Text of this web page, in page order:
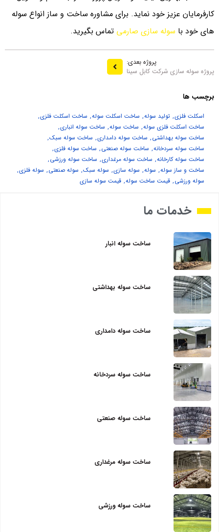
کارفرمایان عزیز خود نماید. برای مشاوره ساخت و ساز انواع سوله
های خود با سوله سازی صارمی تماس بگیرید.
پروژه بعدی:
پروژه سوله سازی شرکت کابل سینا
برچسب ها
اسکلت فلزی, تولید سوله, ساخت اسکلت سوله, ساخت اسکلت فلزی,
ساخت اسکلت فلزی سوله, ساخت سوله, ساخت سوله انباری,
ساخت سوله بهداشتی, ساخت سوله دامداری, ساخت سوله سبک,
ساخت سوله سردخانه, ساخت سوله صنعتی, ساخت سوله فلزی,
ساخت سوله کارخانه, ساخت سوله مرغداری, ساخت سوله ورزشی,
ساخت و ساز سوله, سوله, سوله سازی, سوله سبک, سوله صنعتی, سوله فلزی,
سوله ورزشی, قیمت ساخت سوله, قیمت سوله سازی
خدمات ما
ساخت سوله انبار
ساخت سوله بهداشتی
ساخت سوله دامداری
ساخت سوله سردخانه
ساخت سوله صنعتی
ساخت سوله مرغداری
ساخت سوله ورزشی